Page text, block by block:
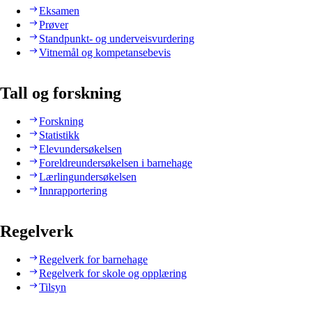
Eksamen
Prøver
Standpunkt- og underveisvurdering
Vitnemål og kompetansebevis
Tall og forskning
Forskning
Statistikk
Elevundersøkelsen
Foreldreundersøkelsen i barnehage
Lærlingundersøkelsen
Innrapportering
Regelverk
Regelverk for barnehage
Regelverk for skole og opplæring
Tilsyn